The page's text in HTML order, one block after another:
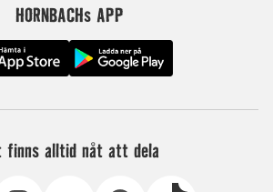
HORNBACHs APP
finns alltid nåt att dela